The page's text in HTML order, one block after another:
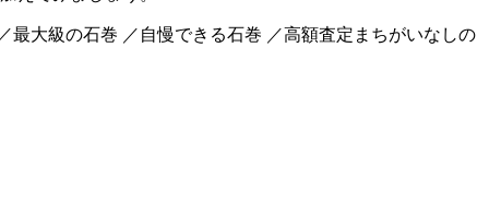
大級の石巻 ／自慢できる石巻 ／高額査定まちがいなしの